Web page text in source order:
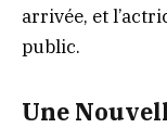
arrivée, et
public.
Une